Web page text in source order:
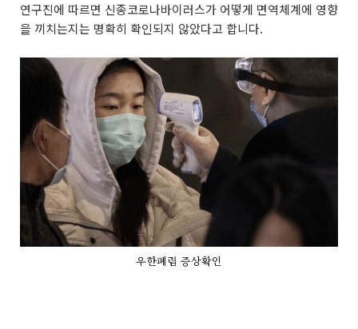
연구진에 따르면 신종코로나바이러스가 어떻게 면역체계에 영향
을 끼치는지는 명확히 확인되지 않았다고 합니다.
우한폐렴 증상확인